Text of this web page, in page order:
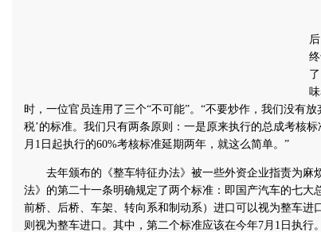
时，一位官员连用了三个“不可能”。“不要炒作，我们没有放
税’的标准。我们只有两条原则：一是原来执行的总成考核
月1日起执行的60%考核标准延期两年，就这么简单。”
去年颁布的《整车特征办法》被一些外资企业指责为麻
法》的第二十一条明确规定了两个标准：即国产汽车的七大
前桥、后桥、车架、转向系和制动系）进口可以视为整车进
则视为整车进口。其中，第二个标准应该在今年7月1日执行